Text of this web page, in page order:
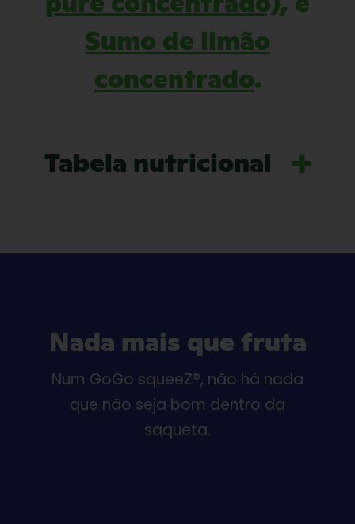
Sumo de limão
concentrado.
Tabela nutricional
Nada mais que fruta
Num GoGo squeeZ®, não há nada
que não seja bom dentro da
saqueta.